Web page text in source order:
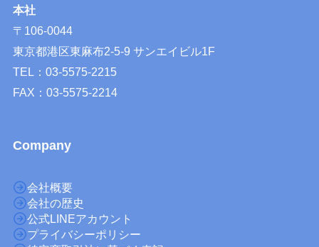
本社
〒106-0044
東京都港区東麻布2-5-9 サンエイビル1F
TEL：03-5575-2215
FAX：03-5575-2214
Company
会社概要
会社の歴史
公式LINEアカウント
プライバシーポリシー